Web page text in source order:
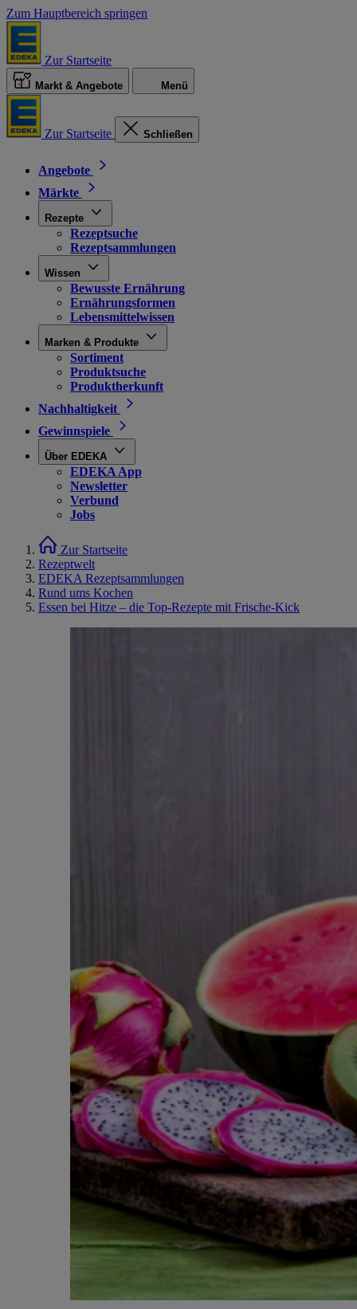
Zum Hauptbereich springen
Zur Startseite
Markt & Angebote Menü
Zur Startseite Schließen
Angebote
Märkte
Rezepte
Rezeptsuche
Rezeptsammlungen
Wissen
Bewusste Ernährung
Ernährungsformen
Lebensmittelwissen
Marken & Produkte
Sortiment
Produktsuche
Produktherkunft
Nachhaltigkeit
Gewinnspiele
Über EDEKA
EDEKA App
Newsletter
Verbund
Jobs
Zur Startseite
Rezeptwelt
EDEKA Rezeptsammlungen
Rund ums Kochen
Essen bei Hitze – die Top-Rezepte mit Frische-Kick